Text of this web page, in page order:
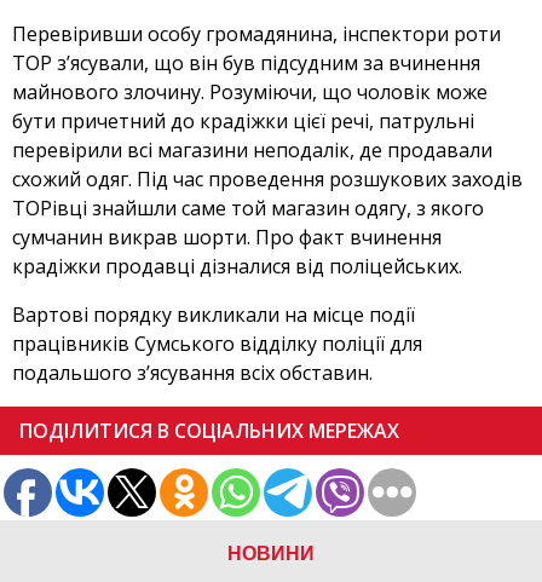
НОВИНИ
Перевіривши особу громадянина, інспектори роти
ТОР з’ясували, що він був підсудним за вчинення
майнового злочину. Розуміючи, що чоловік може
бути причетний до крадіжки цієї речі, патрульні
перевірили всі магазини неподалік, де продавали
схожий одяг. Під час проведення розшукових заходів
ТОРівці знайшли саме той магазин одягу, з якого
сумчанин викрав шорти. Про факт вчинення
крадіжки продавці дізналися від поліцейських.
Вартові порядку викликали на місце події
працівників Сумського відділку поліції для
подальшого з’ясування всіх обставин.
ПОДІЛИТИСЯ В СОЦІАЛЬНИХ МЕРЕЖАХ